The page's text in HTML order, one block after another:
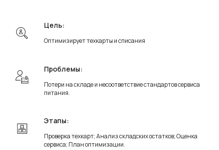
Цель:
Оптимизирует техкарты и списания
Проблемы:
Потери на складе и несоответствие стандартов сервиса
питания.
Этапы:
Проверка техкарт; Анализ складских остатков; Оценка
сервиса; План оптимизации.